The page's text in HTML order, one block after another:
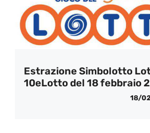
Estrazione Simbolotto
10eLotto del 18 febbraio
18/